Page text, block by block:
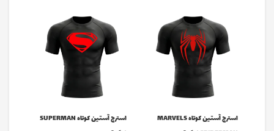
استرج آستین کوتاه MARVELS
استرج آستین کوتاه SUPERMAN